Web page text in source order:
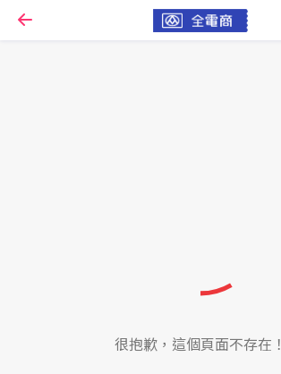
很抱歉，這個頁面不存在！